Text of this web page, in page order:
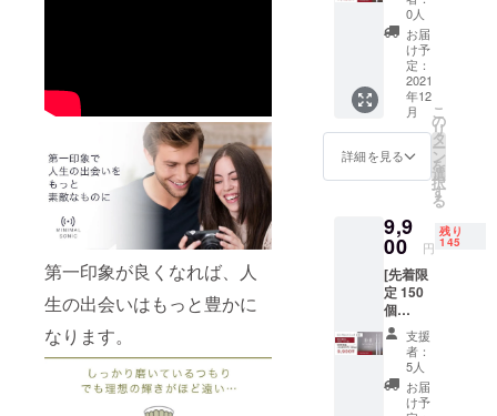
第一印象が良くなれば、人
生の出会いはもっと豊かに
なります。
使用部
材の供
給状
況、製
造工程
上の都
合等に
より出
荷時期
ます。
ル×1個
（箱サ
イズ：
220mm
×50mm
×20mm
ザイ
ン・仕
性もご
ざいま
す。ご
了承く
ださ
い。 ※
ご注文
状況、
使用部
材の供
給状
ミニマ
ルソ
ニック×
１ ・
7,425円
［一般
販売予
定価格
9,900円
の
25%OF
本体×1
個 ・交
換式ブ
ラシ
ヘッド
×2個 ・
充電
ケーブ
ル×1個
（箱サ
イズ：
0人
お届
け予
定：
2021
年12
月
詳細を見る
こ
の
リ
タ
ー
ン
を
選
択
す
る
9,9
00 円
残り
145
[先着限
定 150
個
50%OF
F ！] ・
ミニマ
ルソ
ニック×
支援
者：
5人
お届
け予